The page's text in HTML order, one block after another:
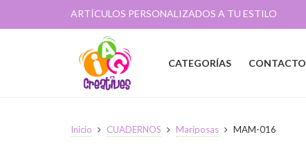
ARTÍCULOS PERSONALIZADOS A TU ESTILO
CATEGORÍAS CONTACTO
Inicio CUADERNOS Mariposas MAM-016